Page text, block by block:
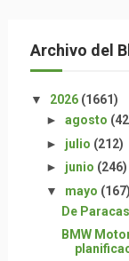
Archivo del
▼ 2026 (1661)
► agosto
► julio (212)
► junio (246)
▼ mayo (167)
De
BMW